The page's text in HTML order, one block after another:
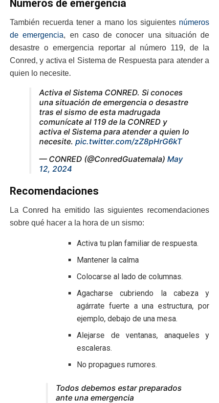
Números de emergencia
También recuerda tener a mano los siguientes números
de emergencia, en caso de conocer una situación de
desastre o emergencia reportar al número 119, de la
Conred, y activa el Sistema de Respuesta para atender a
quien lo necesite.
Activa el Sistema CONRED. Si conoces
una situación de emergencia o desastre
tras el sismo de esta madrugada
comunícate al 119 de la CONRED y
activa el Sistema para atender a quien lo
necesite. pic.twitter.com/zZ8pHrG6kT
— CONRED (@ConredGuatemala) May
12, 2024
Recomendaciones
La Conred ha emitido las siguientes recomendaciones
sobre qué hacer a la hora de un sismo:
Activa tu plan familiar de respuesta.
Mantener la calma
Colocarse al lado de columnas.
Agacharse cubriendo la cabeza y
agárrate fuerte a una estructura, por
ejemplo, debajo de una mesa.
Alejarse de ventanas, anaqueles y
escaleras.
No propagues rumores.
Todos debemos estar preparados
ante una emergencia